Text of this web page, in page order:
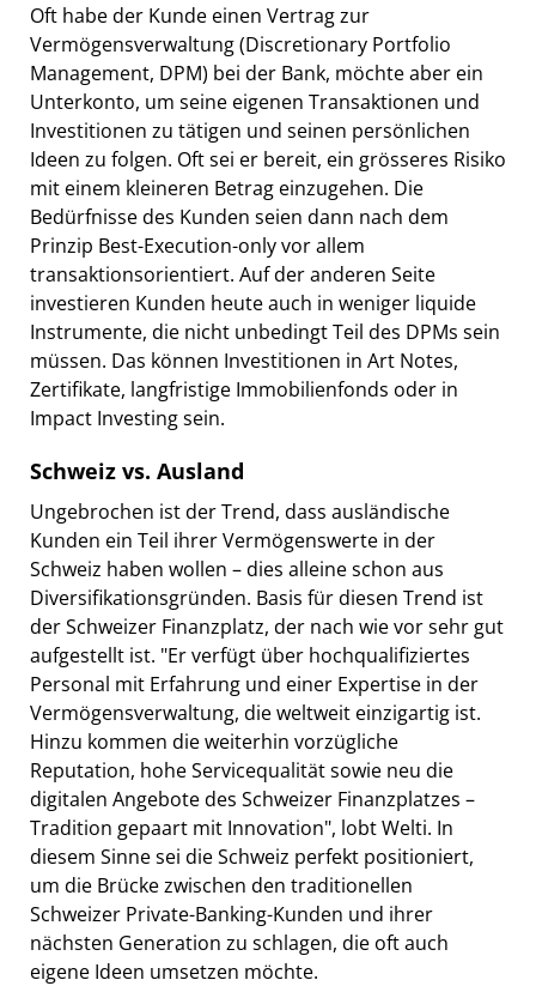
Oft habe der Kunde einen Vertrag zur
Vermögensverwaltung (Discretionary Portfolio
Management, DPM) bei der Bank, möchte aber ein
Unterkonto, um seine eigenen Transaktionen und
Investitionen zu tätigen und seinen persönlichen
Ideen zu folgen. Oft sei er bereit, ein grösseres Risiko
mit einem kleineren Betrag einzugehen. Die
Bedürfnisse des Kunden seien dann nach dem
Prinzip Best-Execution-only vor allem
transaktionsorientiert. Auf der anderen Seite
investieren Kunden heute auch in weniger liquide
Instrumente, die nicht unbedingt Teil des DPMs sein
müssen. Das können Investitionen in Art Notes,
Zertifikate, langfristige Immobilienfonds oder in
Impact Investing sein.
Schweiz vs. Ausland
Ungebrochen ist der Trend, dass ausländische
Kunden ein Teil ihrer Vermögenswerte in der
Schweiz haben wollen – dies alleine schon aus
Diversifikationsgründen. Basis für diesen Trend ist
der Schweizer Finanzplatz, der nach wie vor sehr gut
aufgestellt ist. "Er verfügt über hochqualifiziertes
Personal mit Erfahrung und einer Expertise in der
Vermögensverwaltung, die weltweit einzigartig ist.
Hinzu kommen die weiterhin vorzügliche
Reputation, hohe Servicequalität sowie neu die
digitalen Angebote des Schweizer Finanzplatzes –
Tradition gepaart mit Innovation", lobt Welti. In
diesem Sinne sei die Schweiz perfekt positioniert,
um die Brücke zwischen den traditionellen
Schweizer Private-Banking-Kunden und ihrer
nächsten Generation zu schlagen, die oft auch
eigene Ideen umsetzen möchte.